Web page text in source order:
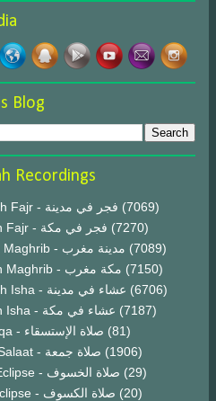
Blog
Recordings
1) Madinah Fajr - فجر في مدينة (7069)
1) Makkah Fajr - فجر في مكة (7270)
2) Madina Maghrib - مدينة مغرب (7089)
2) Makkah Maghrib - مكة مغرب (7150)
3) Madinah Isha - عشاء في مدينة (6706)
3) Makkah Isha - عشاء في مكة (7187)
4) Al Istasqa - صلاة الإستسقاء (81)
4) Friday Salaat - صلاة جمعة (1906)
5) Lunar Eclipse - صلاة الخسوف (29)
(20)